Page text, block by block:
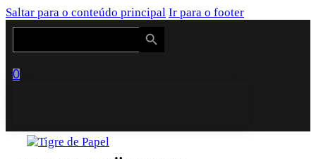
Saltar para o conteúdo principal Ir para o footer
Search
Search Button
0